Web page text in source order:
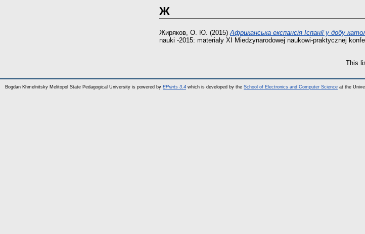
Ж
Жиряков, О. Ю. (2015) Африканська експансія Іспанії у добу
nauki -2015: materialy XI Miedzynarodowej naukowi-praktycznej
This
Bogdan Khmelnitsky Melitopol State Pedagogical University is powered by EPrints 3.4 which is developed by the School of Electronics and Computer Science at the